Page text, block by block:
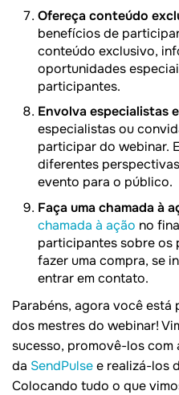
Ofereça conteúdo
benefícios de
conteúdo exclusivo,
oportunidades
participantes.
Envolva especialistas
especialistas ou
participar do webinar.
diferentes
evento para o público.
Faça uma chamada à
chamada à ação no
participantes sobre os
fazer uma compra, se
entrar em contato.
Parabéns, agora você
dos mestres do webinar!
sucesso, promovê-los com
da SendPulsee realizá-los
Colocando tudo o que